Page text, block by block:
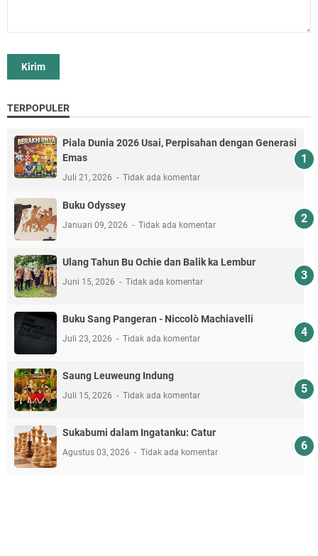
TERPOPULER
Piala Dunia 2026 Usai, Perpisahan dengan Generasi
Emas
Juli 21, 2026 Tidak ada komentar
Buku Odyssey
Januari 09, 2026 Tidak ada komentar
Ulang Tahun Bu Ochie dan Balik ka Lembur
Juni 15, 2026 Tidak ada komentar
Buku Sang Pangeran - Niccolò Machiavelli
Juli 23, 2026 Tidak ada komentar
Saung Leuweung Indung
Juli 15, 2026 Tidak ada komentar
Sukabumi dalam Ingatanku: Catur
Agustus 03, 2026 Tidak ada komentar